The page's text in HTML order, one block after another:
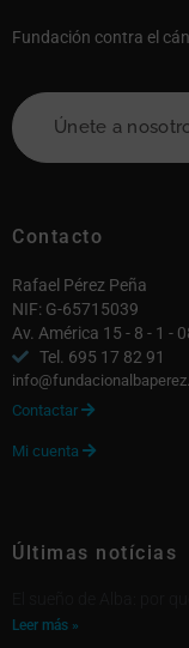
Fundación contra el
Únete a
Contacto
Rafael Pérez Peña
NIF: G-65715039
Av. América 15 - 8 - 1 -
Tel. 695 17 82 91
Contactar 
Mi cuenta 
Últimas notícias
Leer más »